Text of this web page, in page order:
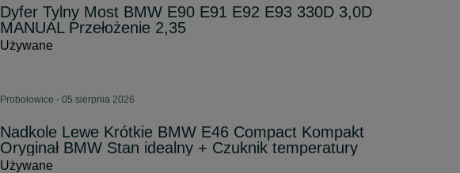
Dyfer Tylny Most BMW E90 E91 E92 E93 330D 3,0D
MANUAL Przełożenie 2,35
Używane
Probołowice - 05 sierpnia 2026
Nadkole Lewe Krótkie BMW E46 Compact Kompakt
Oryginał BMW Stan idealny + Czuknik temperatury
Używane